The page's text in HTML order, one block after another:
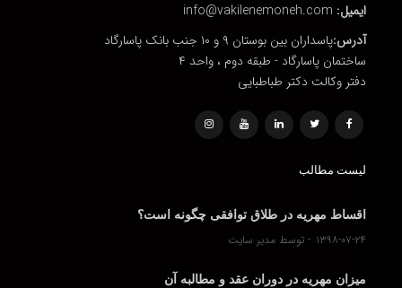
ایمیل:
آدرس:پاسداران بین بوستان ۹ و ۱۰ جنب بانک پاسارگاد
ساختمان پاسارگاد - طبقه دوم ، واحد ۴
دفتر وکالت دکتر طباطبایی
لیست مطالب
اقساط مهریه در طلاق توافقی چگونه است؟
۱۳۹۸-۰۷-۲۴ توسط مدیر سایت
میزان مهریه در دوران عقد و مطالبه آن